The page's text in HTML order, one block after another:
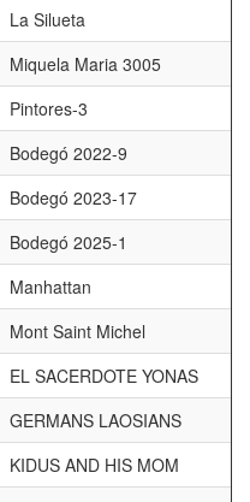
La Silueta
Miquela Maria 3005
Pintores-3
Bodegó 2022-9
Bodegó 2023-17
Bodegó 2025-1
Manhattan
Mont Saint Michel
EL SACERDOTE YONAS
GERMANS LAOSIANS
KIDUS AND HIS MOM